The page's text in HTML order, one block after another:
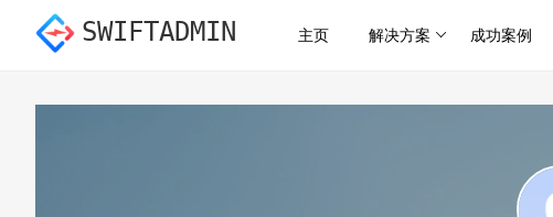
SWIFTADMIN 主页 解决方案 成功案例